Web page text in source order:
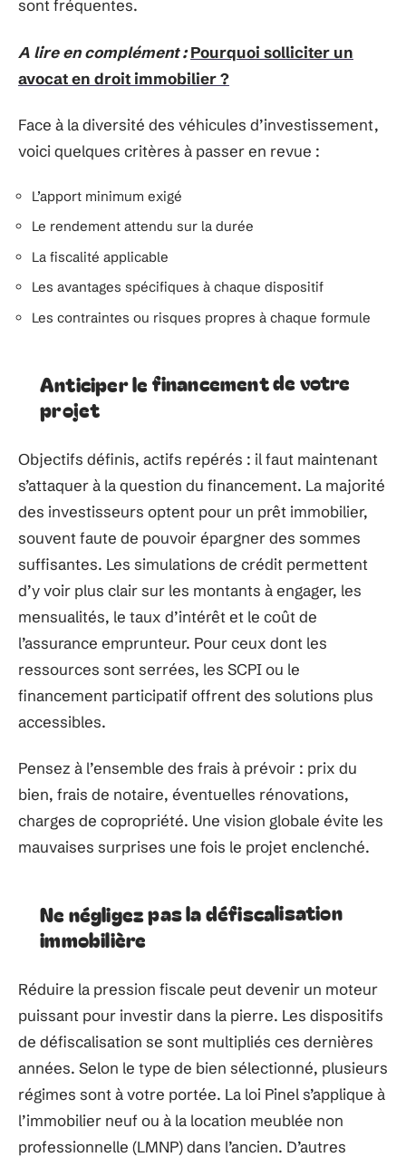
sont fréquentes.
A lire en complément : Pourquoi solliciter un
avocat en droit immobilier ?
Face à la diversité des véhicules d’investissement,
voici quelques critères à passer en revue :
L’apport minimum exigé
Le rendement attendu sur la durée
La fiscalité applicable
Les avantages spécifiques à chaque dispositif
Les contraintes ou risques propres à chaque formule
Anticiper le financement de votre
projet
Objectifs définis, actifs repérés : il faut maintenant
s’attaquer à la question du financement. La majorité
des investisseurs optent pour un prêt immobilier,
souvent faute de pouvoir épargner des sommes
suffisantes. Les simulations de crédit permettent
d’y voir plus clair sur les montants à engager, les
mensualités, le taux d’intérêt et le coût de
l’assurance emprunteur. Pour ceux dont les
ressources sont serrées, les SCPI ou le
financement participatif offrent des solutions plus
accessibles.
Pensez à l’ensemble des frais à prévoir : prix du
bien, frais de notaire, éventuelles rénovations,
charges de copropriété. Une vision globale évite les
mauvaises surprises une fois le projet enclenché.
Ne négligez pas la défiscalisation
immobilière
Réduire la pression fiscale peut devenir un moteur
puissant pour investir dans la pierre. Les dispositifs
de défiscalisation se sont multipliés ces dernières
années. Selon le type de bien sélectionné, plusieurs
régimes sont à votre portée. La loi Pinel s’applique à
l’immobilier neuf ou à la location meublée non
professionnelle (LMNP) dans l’ancien. D’autres